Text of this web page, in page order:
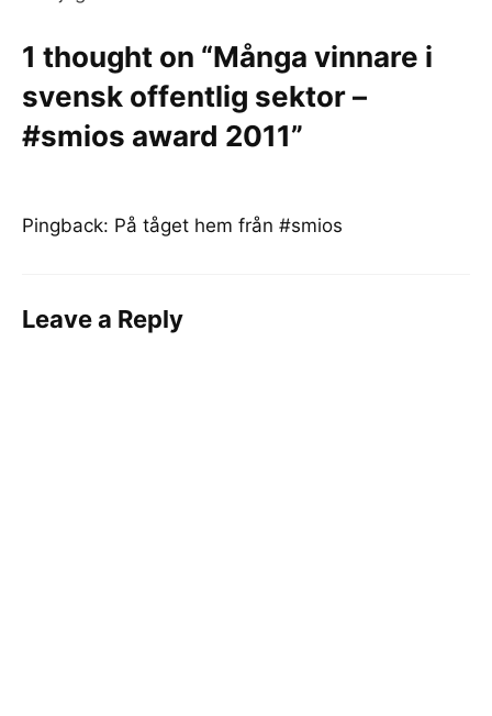
1 thought on “Många vinnare i
svensk offentlig sektor –
#smios award 2011”
Pingback: På tåget hem från #smios
Leave a Reply